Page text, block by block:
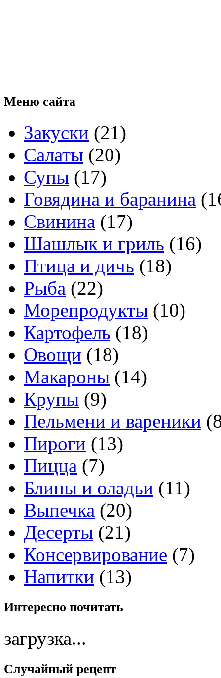
Меню сайта
Закуски (21)
Салаты (20)
Супы (17)
Говядина и баранина
Свинина (17)
Шашлык и гриль (16)
Птица и дичь (18)
Рыба (22)
Морепродукты (10)
Картофель (18)
Овощи (18)
Макароны (14)
Крупы (9)
Пельмени и вареники
Пироги (13)
Пицца (7)
Блины и оладьи (11)
Выпечка (20)
Десерты (21)
Консервирование (7)
Напитки (13)
Интересно почитать
загрузка...
Случайный рецепт